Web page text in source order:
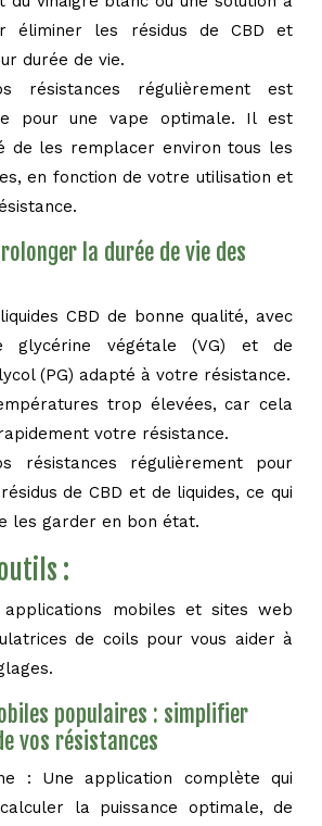
éliminer les résidus de CBD et
durée de vie.
résistances régulièrement est
pour une vape optimale. Il est
de les remplacer environ tous les
en fonction de votre utilisation et
la durée de vie des
CBD de bonne qualité, avec
glycérine végétale (VG) et de
(PG) adapté à votre résistance.
trop élevées, car cela
votre résistance.
résistances régulièrement pour
de CBD et de liquides, ce qui
les garder en bon état.
:
applications mobiles et sites web
de coils pour vous aider à
populaires : simplifier
vos résistances
: Une application complète qui
la puissance optimale, de